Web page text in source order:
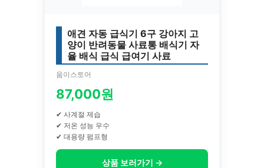
애견 자동 급식기 6구 강아지 고
양이 반려동물 사료통 배식기 자
율 배식 급식 급여기 사료
움이스토어
87,000원
✔ 사계절 제습
✔ 저온 성능 우수
✔ 대용량 펌프형
상품 보러가기 →